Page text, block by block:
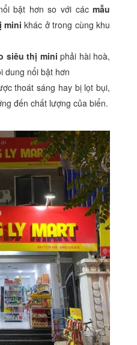
bật hơn so với cácmẫu
mini khác ở trong cùng khu
siêu thị miniphải hài hoà,
dung nổi bật hơn
thoát sáng hay bị lọt bụi,
đến chất lượng của biển.